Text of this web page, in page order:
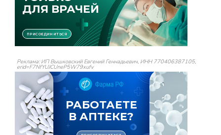
Реклама: ИП Вышковский Евгений Геннадьевич, ИНН 770406387105,
erid=F7NfYUJCUneP5W79xufv